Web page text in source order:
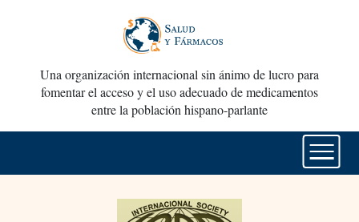
Una organización internacional sin ánimo de lucro para
fomentar el acceso y el uso adecuado de medicamentos
entre la población hispano-parlante